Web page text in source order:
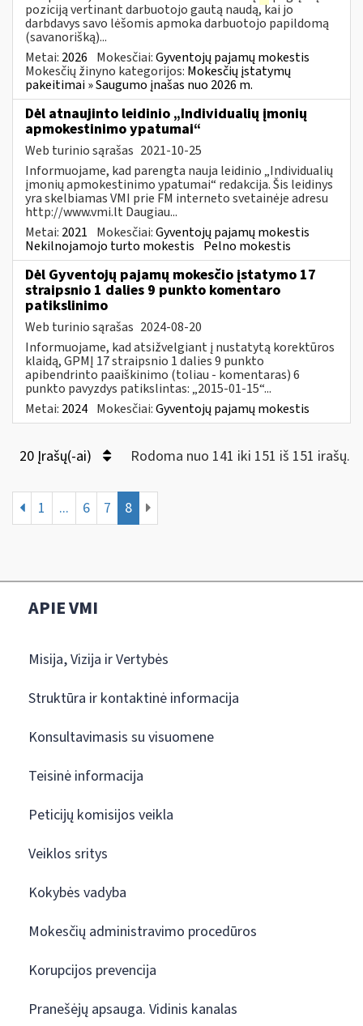
poziciją vertinant darbuotojo gautą naudą, kai jo
darbdavys savo lėšomis apmoka darbuotojo papildomą
(savanorišką)...
Metai: 2026 Mokesčiai:Gyventojų pajamų mokestis
Mokesčių žinyno kategorijos: Mokesčių įstatymų
pakeitimai » Saugumo įnašas nuo 2026 m.
Dėl atnaujinto leidinio „Individualių įmonių
apmokestinimo ypatumai“
Web turinio sąrašas 2021-10-25
Informuojame, kad parengta nauja leidinio „Individualių
įmonių apmokestinimo ypatumai“ redakcija. Šis leidinys
yra skelbiamas VMI prie FM interneto svetainėje adresu
http://www.vmi.lt Daugiau...
Metai: 2021 Mokesčiai:Gyventojų pajamų mokestis
Nekilnojamojo turto mokestis Pelno mokestis
Dėl Gyventojų pajamų mokesčio įstatymo 17
straipsnio 1 dalies 9 punkto komentaro
patikslinimo
Web turinio sąrašas 2024-08-20
Informuojame, kad atsižvelgiant į nustatytą korektūros
klaidą, GPMĮ 17 straipsnio 1 dalies 9 punkto
apibendrinto paaiškinimo (toliau - komentaras) 6
punkto pavyzdys patikslintas: „2015-01-15“...
Metai: 2024 Mokesčiai:Gyventojų pajamų mokestis
20 Įrašų(-ai) Rodoma nuo 141 iki 151 iš 151 irašų.
1 ... 6 7 8
APIE VMI
Misija, Vizija ir Vertybės
Struktūra ir kontaktinė informacija
Konsultavimasis su visuomene
Teisinė informacija
Peticijų komisijos veikla
Veiklos sritys
Kokybės vadyba
Mokesčių administravimo procedūros
Korupcijos prevencija
Pranešėjų apsauga. Vidinis kanalas